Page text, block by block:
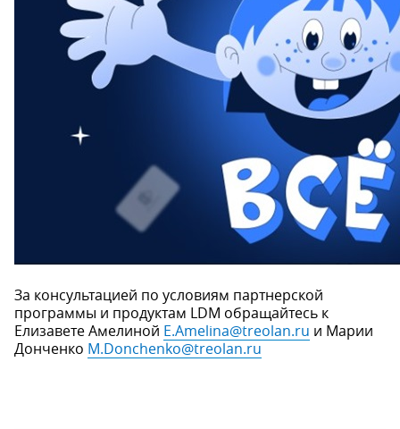
За консультацией по условиям партнерской
программы и продуктам LDM обращайтесь к
Елизавете Амелиной E.Amelina@treolan.ru и Марии
Донченко M.Donchenko@treolan.ru